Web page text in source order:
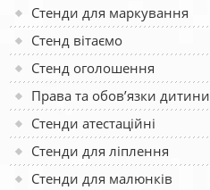
Стенди для маркування
Стенд вітаємо
Стенд оголошення
Права та обов’язки дитини
Стенди атестаційні
Стенди для ліплення
Стенди для малюнків